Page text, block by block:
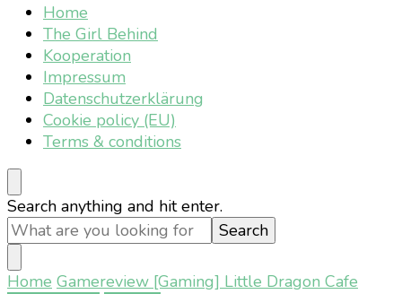
Home
The Girl Behind
Kooperation
Impressum
Datenschutzerklärung
Cookie policy (EU)
Terms & conditions
Looking
for
Something?
Search anything and hit enter.
Home Gamereview [Gaming] Little Dragon Cafe